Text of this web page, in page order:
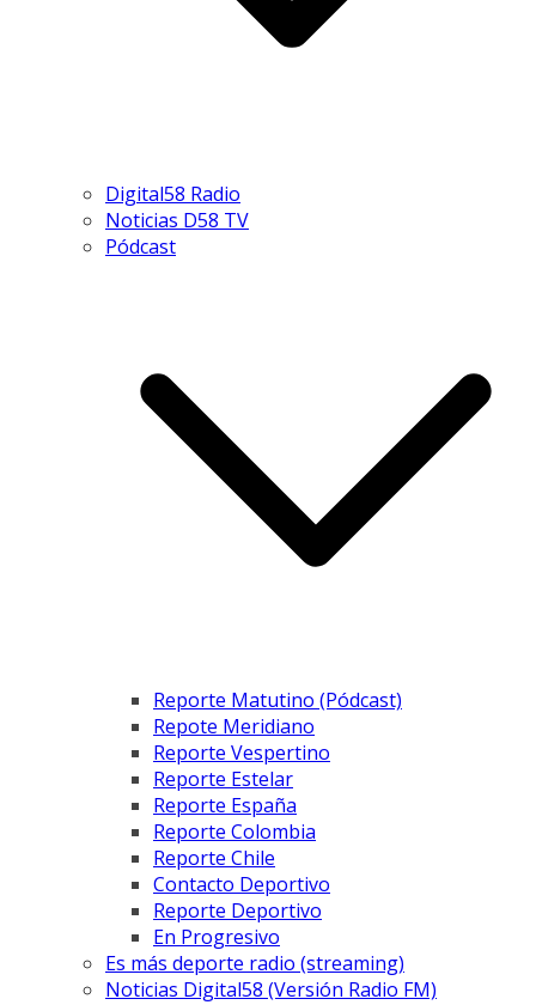
Digital58 Radio
Noticias D58 TV
Pódcast
Reporte Matutino (Pódcast)
Repote Meridiano
Reporte Vespertino
Reporte Estelar
Reporte España
Reporte Colombia
Reporte Chile
Contacto Deportivo
Reporte Deportivo
En Progresivo
Es más deporte radio (streaming)
Noticias Digital58 (Versión Radio FM)